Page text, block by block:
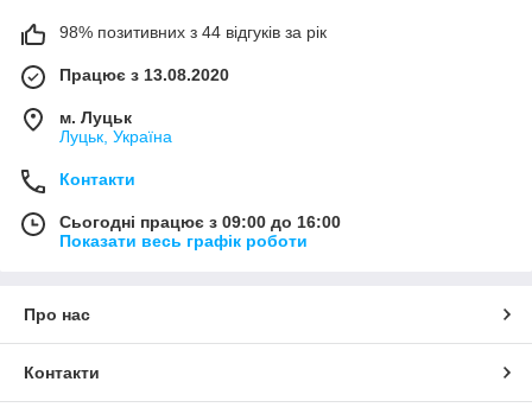
98% позитивних з 44 відгуків за рік
Працює з 13.08.2020
м. Луцьк
Луцьк, Україна
Контакти
Сьогодні працює з 09:00 до 16:00
Показати весь графік роботи
Про нас
Контакти